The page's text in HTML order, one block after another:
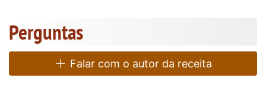
Perguntas
Falar com o autor da receita